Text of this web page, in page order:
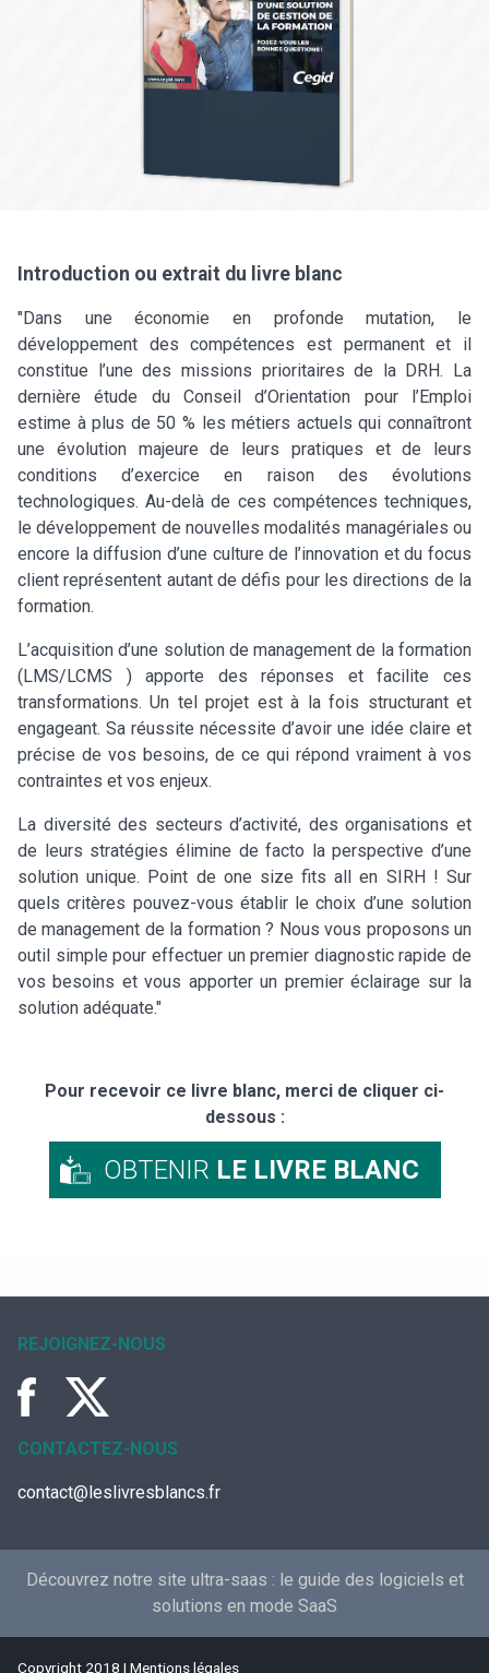
Introduction ou extrait du livre blanc
"Dans une économie en profonde mutation, le
développement des compétences est permanent et il
constitue l’une des missions prioritaires de la DRH. La
dernière étude du Conseil d’Orientation pour l’Emploi
estime à plus de 50 % les métiers actuels qui connaîtront
une évolution majeure de leurs pratiques et de leurs
conditions d’exercice en raison des évolutions
technologiques. Au-delà de ces compétences techniques,
le développement de nouvelles modalités managériales ou
encore la diffusion d’une culture de l’innovation et du focus
client représentent autant de défis pour les directions de la
formation.
L’acquisition d’une solution de management de la formation
(LMS/LCMS ) apporte des réponses et facilite ces
transformations. Un tel projet est à la fois structurant et
engageant. Sa réussite nécessite d’avoir une idée claire et
précise de vos besoins, de ce qui répond vraiment à vos
contraintes et vos enjeux.
La diversité des secteurs d’activité, des organisations et
de leurs stratégies élimine de facto la perspective d’une
solution unique. Point de one size fits all en SIRH ! Sur
quels critères pouvez-vous établir le choix d’une solution
de management de la formation ? Nous vous proposons un
outil simple pour effectuer un premier diagnostic rapide de
vos besoins et vous apporter un premier éclairage sur la
solution adéquate."
Pour recevoir ce livre blanc, merci de cliquer ci-
dessous :
OBTENIR LE LIVRE BLANC
REJOIGNEZ-NOUS
CONTACTEZ-NOUS
contact@leslivresblancs.fr
Découvrez notre site ultra-saas : le guide des logiciels et
solutions en mode SaaS
Copyright 2018 | Mentions légales